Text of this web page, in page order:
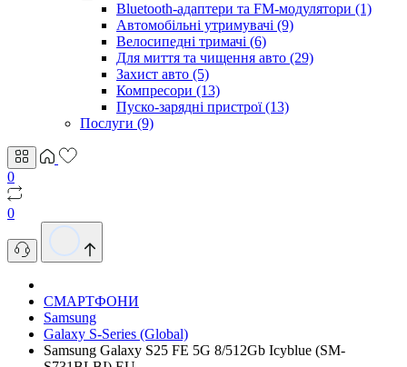
Bluetooth-адаптери та FM-модулятори (1)
Автомобільні утримувачі (9)
Велосипедні тримачі (6)
Для миття та чищення авто (29)
Захист авто (5)
Компресори (13)
Пуско-зарядні пристрої (13)
Послуги (9)
0
0
СМАРТФОНИ
Samsung
Galaxy S-Series (Global)
Samsung Galaxy S25 FE 5G 8/512Gb Icyblue (SM-